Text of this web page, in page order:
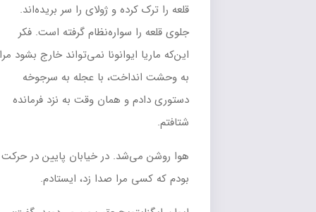
قلعه را ترک کرده و ژولاى را سر بریده‌اند.
جلوى قلعه را سواره‌نظام گرفته است. فکر
این‌که ماریا ایوانونا نمى‌تواند خارج بشود مرا
به وحشت انداخت، با عجله به سرجوخه
دستورى دادم و همان وقت به نزد فرمانده
هوا روشن مى‌شد. در خیابان پایین در حرکت
بودم که کسى مرا صدا زد، ایستادم.